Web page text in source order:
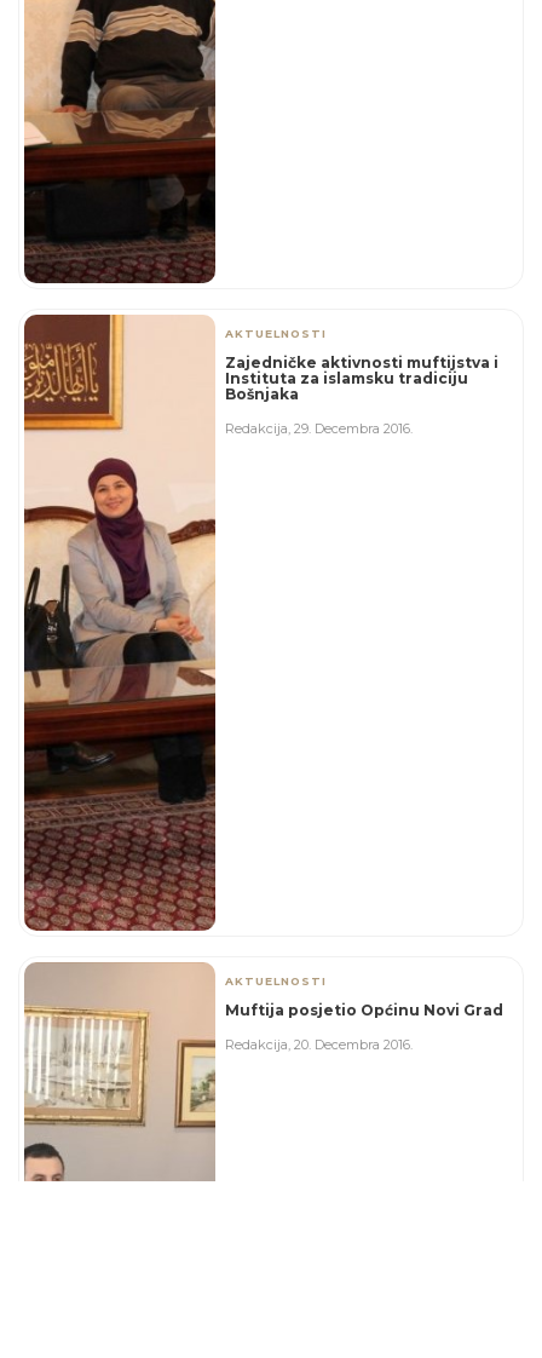
AKTUELNOSTI
Zajedničke aktivnosti muftijstva i
Instituta za islamsku tradiciju
Bošnjaka
Redakcija,29. Decembra 2016.
AKTUELNOSTI
Muftija posjetio Općinu Novi Grad
Redakcija ,20. Decembra 2016.